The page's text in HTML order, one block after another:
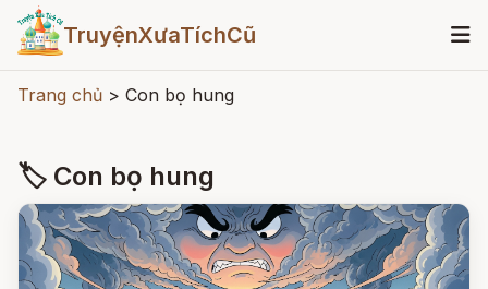
TruyệnXưaTíchCũ
Trang chủ > Con bọ hung
🏷 Con bọ hung